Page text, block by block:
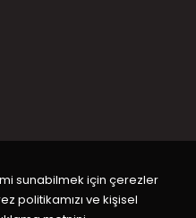
sunabilmek için çerezler
politikamızı ve kişisel